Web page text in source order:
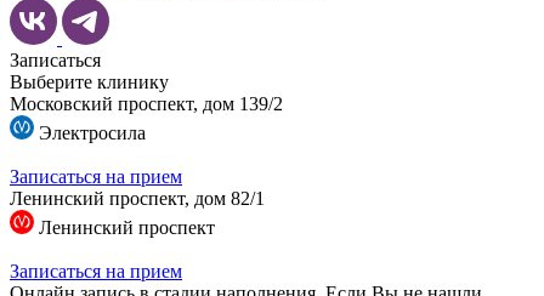
Записаться
Выберите клинику
Московский проспект, дом 139/2
Электросила
Записаться на прием
Ленинский проспект, дом 82/1
Ленинский проспект
Записаться на прием